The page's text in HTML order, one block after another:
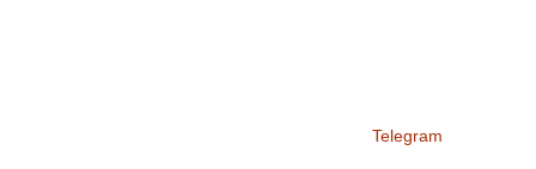
Telegram